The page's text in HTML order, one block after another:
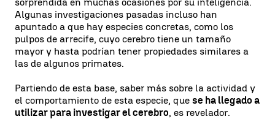
Algunas investigaciones pasadas incluso han
apuntado a que hay especies concretas, como los
pulpos de arrecife, cuyo cerebro tiene un tamaño
mayor y hasta podrían tener propiedades similares a
las de algunos primates.
Partiendo de esta base, saber más sobre la actividad y
el comportamiento de esta especie, que se ha llegado a
utilizar para investigar el cerebro, es revelador.